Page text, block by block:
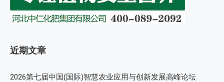
近期文章
2026第七届中国(国际)智慧农业应用与创新发展高峰论坛